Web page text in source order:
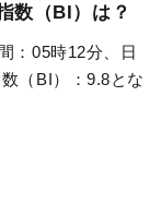
数（BI）は？
：05時12分、日
（BI）：9.8とな